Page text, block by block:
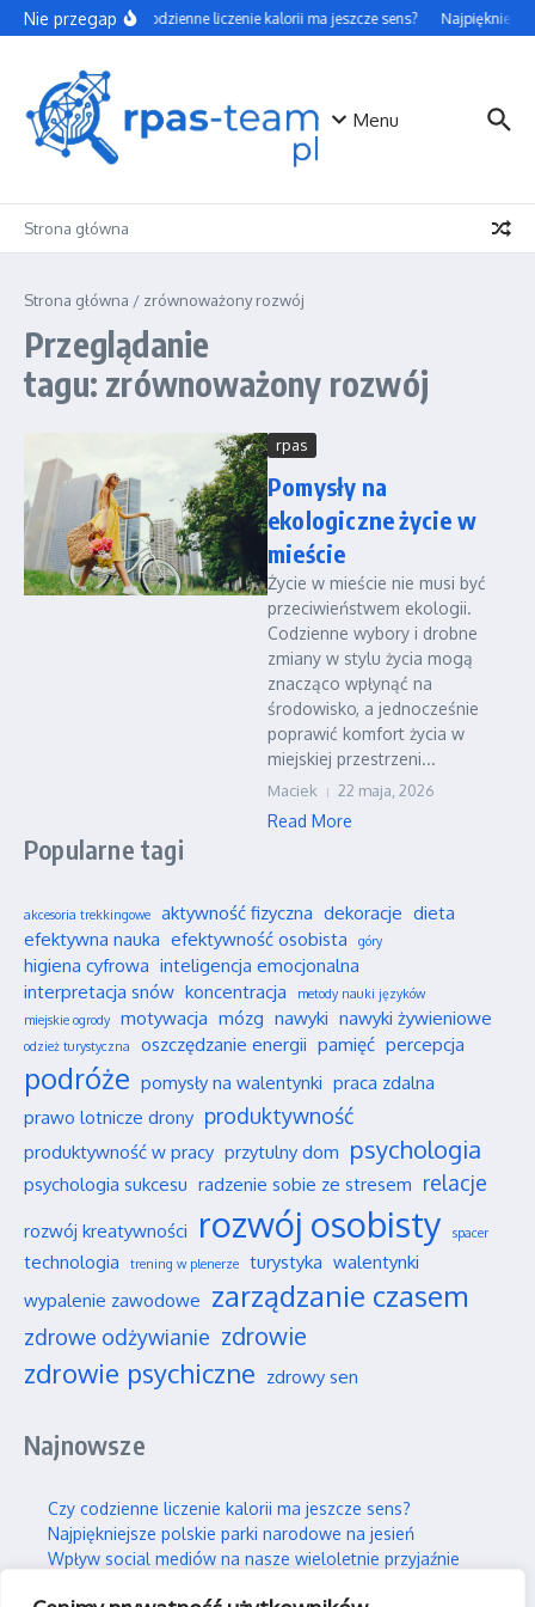
Przejdź do treści
Nie przegapCzy codzienne liczenie kalorii ma jeszcze sens?
Menu
Strona główna
Strona główna / zrównoważony rozwój
Przeglądanie
tagu: zrównoważony rozwój
rpas
Pomysły na
ekologiczne życie w
mieście
Życie w mieście nie musi być
przeciwieństwem ekologii.
Codzienne wybory i drobne
zmiany w stylu życia mogą
znacząco wpłynąć na
środowisko, a jednocześnie
poprawić komfort życia w
miejskiej przestrzeni...
Maciek 22 maja, 2026
Read More
Popularne tagi
akcesoria trekkingowe aktywność fizyczna dekoracje dieta
efektywna nauka efektywność osobista góry
higiena cyfrowa inteligencja emocjonalna
interpretacja snów koncentracja
metody nauki języków
miejskie ogrody
motywacja mózg nawyki nawyki żywieniowe
odzież turystyczna oszczędzanie energii pamięć percepcja
podróże pomysły na walentynki praca zdalna
prawo lotnicze drony produktywność
produktywność w pracy przytulny dom psychologia
psychologia sukcesu radzenie sobie ze stresem relacje
rozwój kreatywności rozwój osobisty spacer
technologia trening w plenerze turystyka walentynki
wypalenie zawodowe zarządzanie czasem
zdrowe odżywianie zdrowie
zdrowie psychiczne zdrowy sen
Najnowsze
Czy codzienne liczenie kalorii ma jeszcze sens?
Najpiękniejsze polskie parki narodowe na jesień
Wpływ social mediów na nasze wieloletnie przyjaźnie